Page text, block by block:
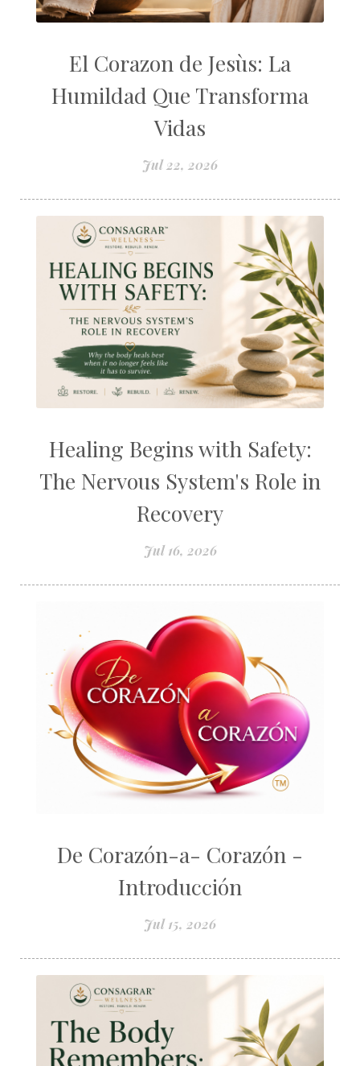
El Corazon de Jesùs: La
Humildad Que Transforma
Vidas
Jul 22, 2026
Healing Begins with Safety:
The Nervous System's Role in
Recovery
Jul 16, 2026
De Corazón-a- Corazón -
Introducción
Jul 15, 2026